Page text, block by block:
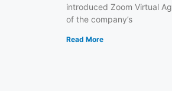
introduced Zoom Virtual
of the company’s
Read More